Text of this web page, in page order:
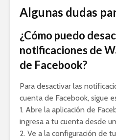
Algunas dudas
¿Cómo puedo
notificaciones de
de Facebook?
Para desactivar las
cuenta de Facebook, sigue
1. Abre la aplicación de
ingresa a tu cuenta desde
2. Ve a la configuración de